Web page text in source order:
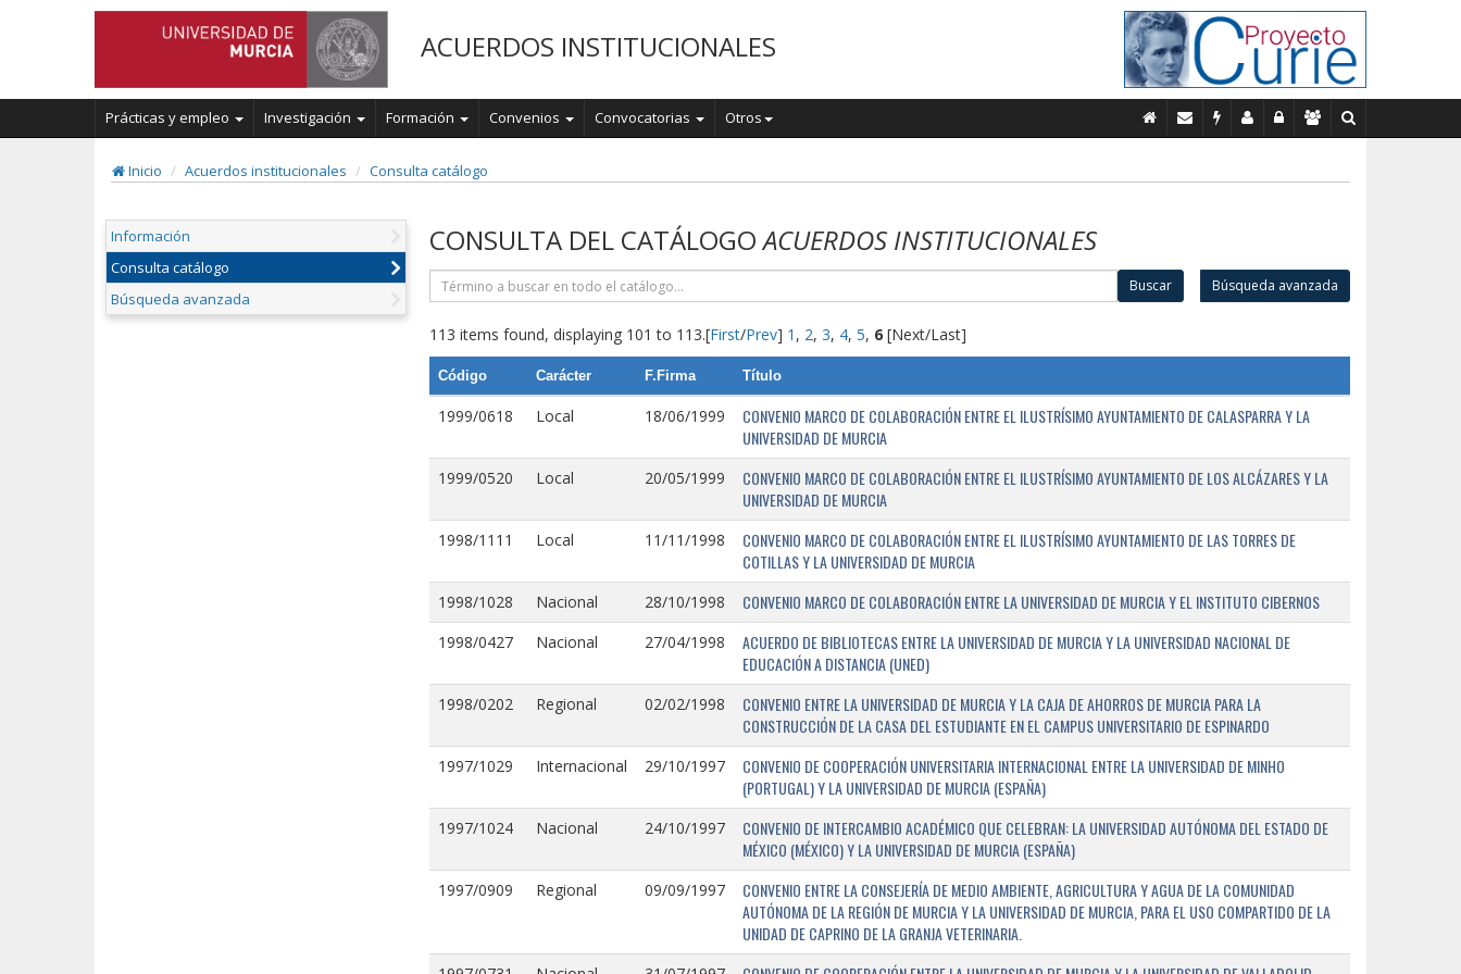
ACUERDOS INSTITUCIONALES
Prácticas y empleo Investigación Formación Convenios Convocatorias Otros
Inicio Acuerdos institucionales Consulta catálogo
Información
Consulta catálogo
Búsqueda avanzada
CONSULTA DEL CATÁLOGOACUERDOS INSTITUCIONALES
Buscar Búsqueda avanzada
113 items found, displaying 101 to 113.[First/Prev] 1 , 2, 3, 4, 5, 6[Next/Last]
Código Carácter F.Firma Título
1999/0618 Local 18/06/1999
CONVENIO MARCO DE COLABORACIÓN ENTRE EL ILUSTRÍSIMO AYUNTAMIENTO DE CALASPARRA Y LA
UNIVERSIDAD DE MURCIA
1999/0520 Local 20/05/1999
CONVENIO MARCO DE COLABORACIÓN ENTRE EL ILUSTRÍSIMO AYUNTAMIENTO DE LOS ALCÁZARES Y LA
UNIVERSIDAD DE MURCIA
1998/1111 Local 11/11/1998
CONVENIO MARCO DE COLABORACIÓN ENTRE EL ILUSTRÍSIMO AYUNTAMIENTO DE LAS TORRES DE
COTILLAS Y LA UNIVERSIDAD DE MURCIA
1998/1028 Nacional 28/10/1998 CONVENIO MARCO DE COLABORACIÓN ENTRE LA UNIVERSIDAD DE MURCIA Y EL INSTITUTO CIBERNOS
1998/0427 Nacional 27/04/1998
ACUERDO DE BIBLIOTECAS ENTRE LA UNIVERSIDAD DE MURCIA Y LA UNIVERSIDAD NACIONAL DE
EDUCACIÓN A DISTANCIA (UNED)
1998/0202 Regional 02/02/1998
CONVENIO ENTRE LA UNIVERSIDAD DE MURCIA Y LA CAJA DE AHORROS DE MURCIA PARA LA
CONSTRUCCIÓN DE LA CASA DEL ESTUDIANTE EN EL CAMPUS UNIVERSITARIO DE ESPINARDO
1997/1029 Internacional 29/10/1997
CONVENIO DE COOPERACIÓN UNIVERSITARIA INTERNACIONAL ENTRE LA UNIVERSIDAD DE MINHO
(PORTUGAL) Y LA UNIVERSIDAD DE MURCIA (ESPAÑA)
1997/1024 Nacional 24/10/1997
CONVENIO DE INTERCAMBIO ACADÉMICO QUE CELEBRAN: LA UNIVERSIDAD AUTÓNOMA DEL ESTADO DE
MÉXICO (MÉXICO) Y LA UNIVERSIDAD DE MURCIA (ESPAÑA)
1997/0909 Regional 09/09/1997
CONVENIO ENTRE LA CONSEJERÍA DE MEDIO AMBIENTE, AGRICULTURA Y AGUA DE LA COMUNIDAD
AUTÓNOMA DE LA REGIÓN DE MURCIA Y LA UNIVERSIDAD DE MURCIA, PARA EL USO COMPARTIDO DE LA
UNIDAD DE CAPRINO DE LA GRANJA VETERINARIA.